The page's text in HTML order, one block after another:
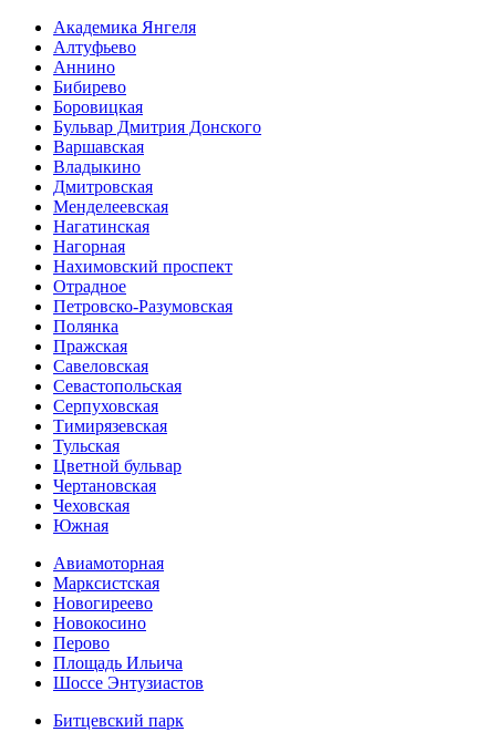
Академика Янгеля
Алтуфьево
Аннино
Бибирево
Боровицкая
Бульвар Дмитрия Донского
Варшавская
Владыкино
Дмитровская
Менделеевская
Нагатинская
Нагорная
Нахимовский проспект
Отрадное
Петровско-Разумовская
Полянка
Пражская
Савеловская
Севасто­польская
Серпуховская
Тимирязевская
Тульская
Цветной бульвар
Чертановская
Чеховская
Южная
Авиамоторная
Марксистская
Новогиреево
Новокосино
Перово
Площадь Ильича
Шоссе Энтузиастов
Битцевский парк